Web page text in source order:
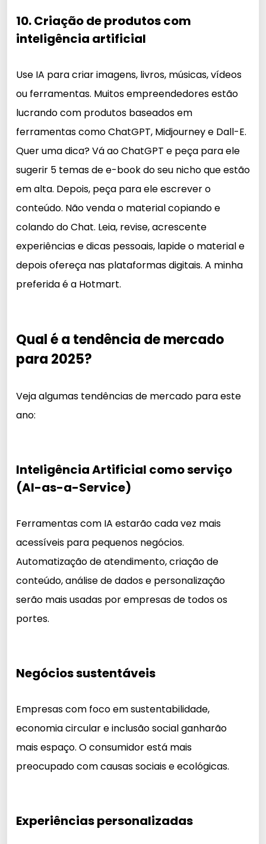
10. Criação de produtos com
inteligência artificial
Use IA para criar imagens, livros, músicas, vídeos
ou ferramentas. Muitos empreendedores estão
lucrando com produtos baseados em
ferramentas como ChatGPT, Midjourney e Dall-E.
Quer uma dica? Vá ao ChatGPT e peça para ele
sugerir 5 temas de e-book do seu nicho que estão
em alta. Depois, peça para ele escrever o
conteúdo. Não venda o material copiando e
colando do Chat. Leia, revise, acrescente
experiências e dicas pessoais, lapide o material e
depois ofereça nas plataformas digitais. A minha
preferida é a Hotmart.
Qual é a tendência de mercado
para 2025?
Veja algumas tendências de mercado para este
ano:
Inteligência Artificial como serviço
(AI-as-a-Service)
Ferramentas com IA estarão cada vez mais
acessíveis para pequenos negócios.
Automatização de atendimento, criação de
conteúdo, análise de dados e personalização
serão mais usadas por empresas de todos os
portes.
Negócios sustentáveis
Empresas com foco em sustentabilidade,
economia circular e inclusão social ganharão
mais espaço. O consumidor está mais
preocupado com causas sociais e ecológicas.
Experiências personalizadas